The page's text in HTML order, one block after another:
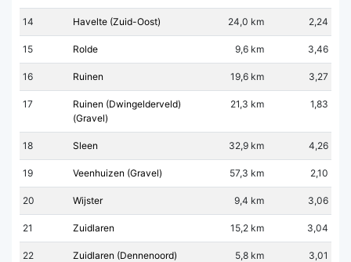
14 Havelte (Zuid-Oost) 24,0 km 2,24
15 Rolde 9,6 km 3,46
16 Ruinen 19,6 km 3,27
17
Ruinen (Dwingelderveld)
(Gravel)
21,3 km 1,83
18 Sleen 32,9 km 4,26
19 Veenhuizen (Gravel) 57,3 km 2,10
20 Wijster 9,4 km 3,06
21 Zuidlaren 15,2 km 3,04
22 Zuidlaren (Dennenoord) 5,8 km 3,01